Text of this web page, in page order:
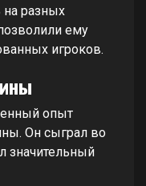
на разных
ему
игроков.
опыт
Он сыграл во
значительный